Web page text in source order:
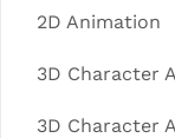
2D Animation
3D Character
3D Character